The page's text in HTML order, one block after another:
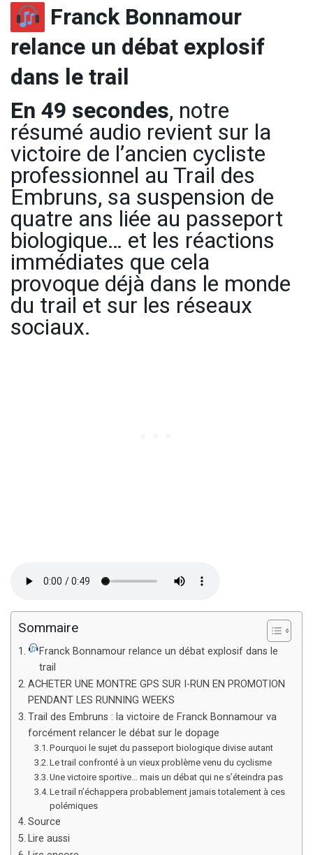
Franck Bonnamour
relance un débat explosif
dans le trail
En 49 secondes, notre
résumé audio revient sur la
victoire de l’ancien cycliste
professionnel au Trail des
Embruns, sa suspension de
quatre ans liée au passeport
biologique… et les réactions
immédiates que cela
provoque déjà dans le monde
du trail et sur les réseaux
sociaux.
Sommaire
Franck Bonnamour relance un débat explosif dans le
trail
ACHETER UNE MONTRE GPS SUR I-RUN EN PROMOTION
PENDANT LES RUNNING WEEKS
Trail des Embruns : la victoire de Franck Bonnamour va
forcément relancer le débat sur le dopage
Pourquoi le sujet du passeport biologique divise autant
Le trail confronté à un vieux problème venu du cyclisme
Une victoire sportive… mais un débat qui ne s’éteindra pas
Le trail n’échappera probablement jamais totalement à ces
polémiques
Source
Lire aussi